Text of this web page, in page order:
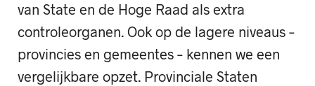
van State en de Hoge Raad als extra
controleorganen. Ook op de lagere niveaus –
provincies en gemeentes – kennen we een
vergelijkbare opzet. Provinciale Staten